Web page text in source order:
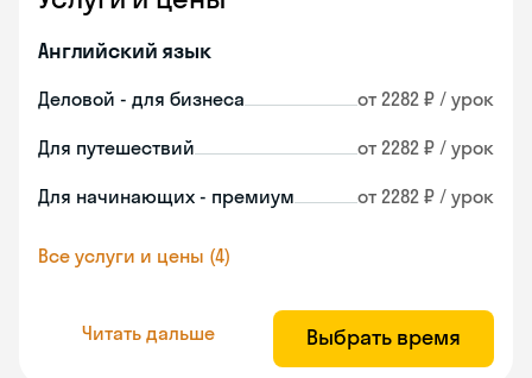
Английский язык
Деловой - для бизнеса от 2282 ₽ / урок
Для путешествий от 2282 ₽ / урок
Для начинающих - премиум от 2282 ₽ / урок
Все услуги и цены (4)
Читать дальше Выбрать время